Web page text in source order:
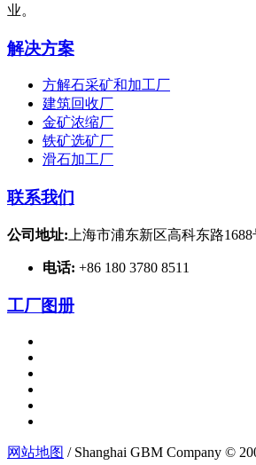
业。
解决方案
方解石采矿和加工厂
建筑回收厂
金矿浓缩厂
铁矿选矿厂
滑石加工厂
联系我们
公司地址: 上海市浦东新区高科东路1688
电话: +86 180 3780 8511
工厂图册
网站地图 / Shanghai GBM Company ©